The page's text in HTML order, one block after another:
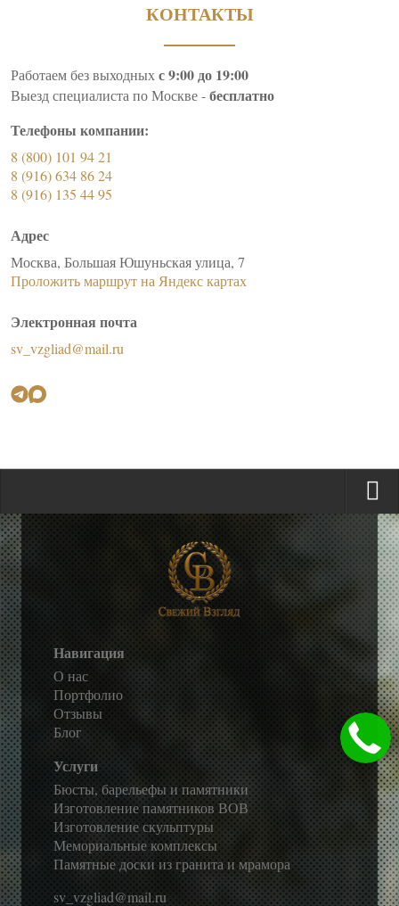
КОНТАКТЫ
Работаем без выходныхс 9:00 до 19:00
Выезд специалиста по Москве -бесплатно
Телефоны компании:
8 (800) 101 94 21
8 (916) 634 86 24
8 (916) 135 44 95
Адрес
Москва, Большая Юшуньская улица, 7
Проложить маршрут на Яндекс картах
Электронная почта
sv_vzgliad@mail.ru
Навигация
О нас
Портфолио
Отзывы
Блог
Услуги
Бюсты, барельефы и памятники
Изготовление памятников ВОВ
Изготовление скульптуры
Мемориальные комплексы
Памятные доски из гранита и мрамора
sv_vzgliad@mail.ru